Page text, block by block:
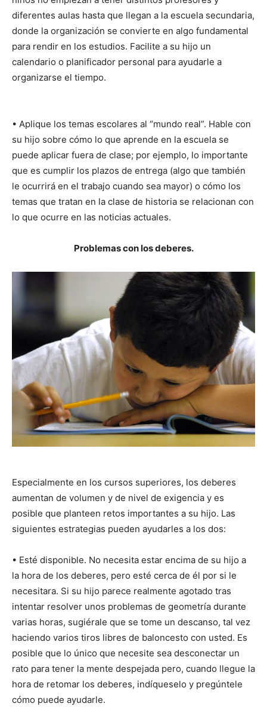
diferentes aulas hasta que llegan a la escuela secundaria,
donde la organización se convierte en algo fundamental
para rendir en los estudios. Facilite a su hijo un
calendario o planificador personal para ayudarle a
organizarse el tiempo.
• Aplique los temas escolares al “mundo real”. Hable con
su hijo sobre cómo lo que aprende en la escuela se
puede aplicar fuera de clase; por ejemplo, lo importante
que es cumplir los plazos de entrega (algo que también
le ocurrirá en el trabajo cuando sea mayor) o cómo los
temas que tratan en la clase de historia se relacionan con
lo que ocurre en las noticias actuales.
Problemas con los deberes.
Especialmente en los cursos superiores, los deberes
aumentan de volumen y de nivel de exigencia y es
posible que planteen retos importantes a su hijo. Las
siguientes estrategias pueden ayudarles a los dos:
• Esté disponible. No necesita estar encima de su hijo a
la hora de los deberes, pero esté cerca de él por si le
necesitara. Si su hijo parece realmente agotado tras
intentar resolver unos problemas de geometría durante
varias horas, sugiérale que se tome un descanso, tal vez
haciendo varios tiros libres de baloncesto con usted. Es
posible que lo único que necesite sea desconectar un
rato para tener la mente despejada pero, cuando llegue la
hora de retomar los deberes, indíqueselo y pregúntele
cómo puede ayudarle.